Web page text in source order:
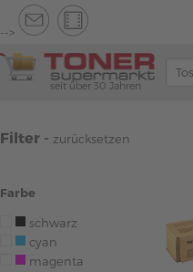
-->
seit über 30 Jahren
Filter - zurücksetzen
Farbe
schwarz
cyan
magenta